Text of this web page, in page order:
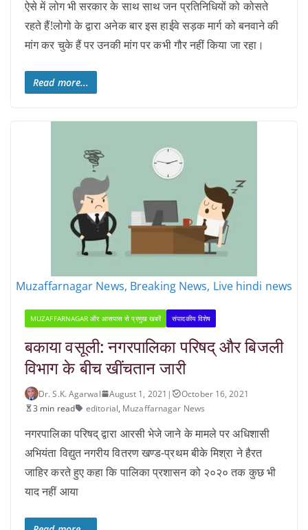
ऐसे में लोग भी सरकार के साथ साथ जन प्रतिनिधियों को कोसते
रहते हैं!लोगो के द्वारा अनेक बार इस हाईवे सड़क मार्ग को बनवाने की
मांग कर चुके हैं पर उनकी मांग पर कभी गौर नहीं किया जा रहा।
Read more...
Muzaffarnagar News, Breaking News, Live hindi news
MUZAFFARNAGAR और आसपास से प्रमुख खबरें संपादकीय विशेष
बकाया वसूली: नगरपालिका परिषद् और बिजली
विभाग के बीच खींचतान जारी
Dr. S.K. Agarwal August 1, 2021 |
October 16, 2021
3 min read
editorial, Muzaffarnagar News
नगरपालिका परिषद् द्वारा आरसी भेजे जाने के मामले पर अधिशासी
अभियंता विद्युत नगरीय वितरण खण्ड-प्रथम बीके मिश्रा ने हैरत
जाहिर करते हुए कहा कि पालिका प्रशासन को २०२० तक कुछ भी
याद नहीं आया